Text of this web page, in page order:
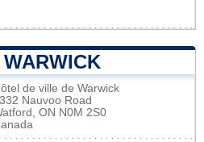
de ville de Warwick
Nauvoo Road
ON N0M 2S0